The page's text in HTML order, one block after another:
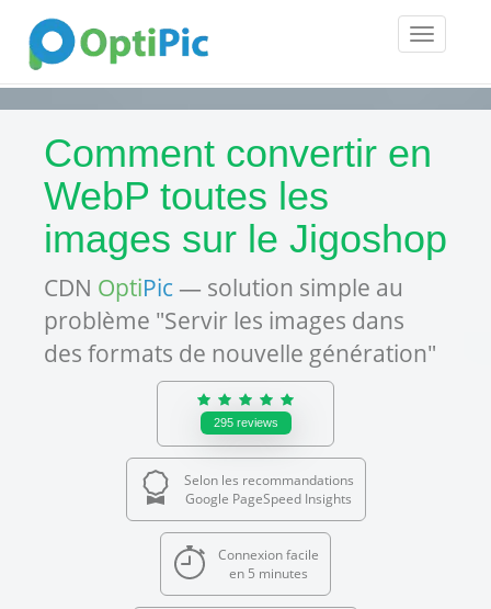
Toggle
Comment convertir en
WebP toutes les
images sur le Jigoshop
CDN OptiPic — solution simple au
problème "Servir les images dans
des formats de nouvelle génération"
295 reviews
Selon les recommandations
Google PageSpeed Insights
Connexion facile
en 5 minutes